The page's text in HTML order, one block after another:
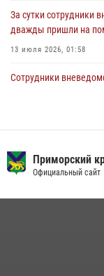
За сутки сотрудники
дважды пришли на
13 июля 2026, 01:58
Сотрудники
среди водолазов
10 июля 2026, 06:31
Приморский
Официальный сайт